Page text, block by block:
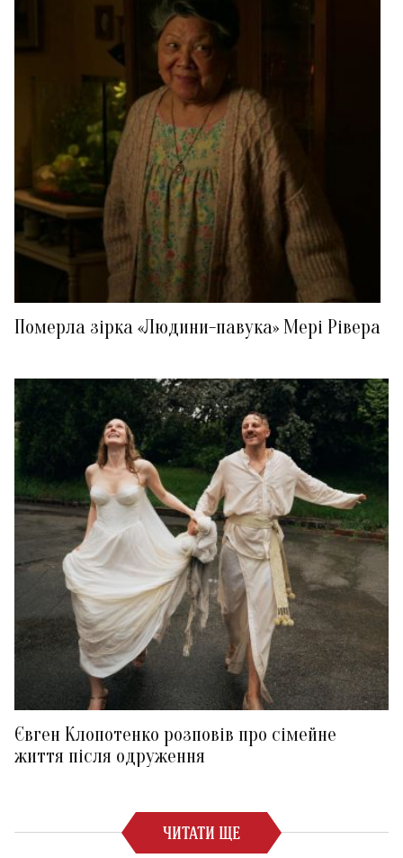
Померла зірка «Людини-павука» Мері Рівера
Євген Клопотенко розповів про сімейне
життя після одруження
ЧИТАТИ ЩЕ